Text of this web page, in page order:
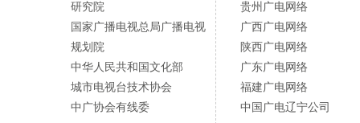
研究院
国家广播电视总局广播电视
规划院
中华人民共和国文化部
城市电视台技术协会
中广协会有线委
贵州广电网络
广西广电网络
陕西广电网络
广东广电网络
福建广电网络
中国广电辽宁公司